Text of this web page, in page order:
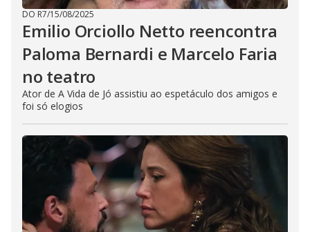
DO R7/15/08/2025
Emilio Orciollo Netto reencontra
Paloma Bernardi e Marcelo Faria
no teatro
Ator de A Vida de Jó assistiu ao espetáculo dos amigos e
foi só elogios